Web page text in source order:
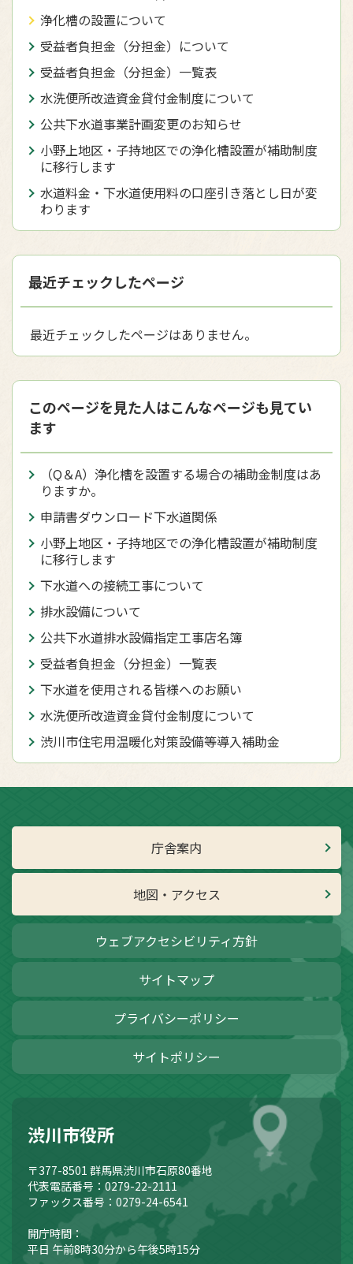
浄化槽の設置について
受益者負担金（分担金）について
受益者負担金（分担金）一覧表
水洗便所改造資金貸付金制度について
公共下水道事業計画変更のお知らせ
小野上地区・子持地区での浄化槽設置が補助制度
に移行します
水道料金・下水道使用料の口座引き落とし日が変
わります
最近チェックしたページ
最近チェックしたページはありません。
このページを見た人はこんなページも見てい
ます
（Q＆A）浄化槽を設置する場合の補助金制度はあ
りますか。
申請書ダウンロード下水道関係
小野上地区・子持地区での浄化槽設置が補助制度
に移行します
下水道への接続工事について
排水設備について
公共下水道排水設備指定工事店名簿
受益者負担金（分担金）一覧表
下水道を使用される皆様へのお願い
水洗便所改造資金貸付金制度について
渋川市住宅用温暖化対策設備等導入補助金
庁舎案内
地図・アクセス
ウェブアクセシビリティ方針
サイトマップ
プライバシーポリシー
サイトポリシー
渋川市役所
〒377-8501 群馬県渋川市石原80番地
代表電話番号：0279-22-2111
ファックス番号：0279-24-6541
開庁時間：
平日 午前8時30分から午後5時15分